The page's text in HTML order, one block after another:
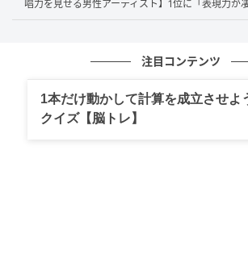
たくさん好きな曲があるからそれを生で聴
唱力を見せる男性アーティスト】1位に「表現力が
注目コンテンツ
1本だけ動かして計算を成立させよ
クイズ【脳トレ】